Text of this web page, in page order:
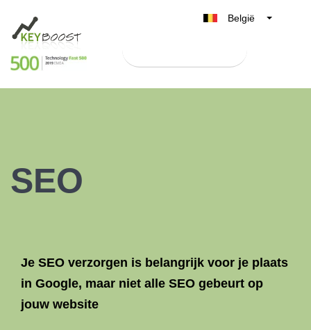
België
Nederland
SEO
Je SEO verzorgen is belangrijk voor je plaats
in Google, maar niet alle SEO gebeurt op
jouw website